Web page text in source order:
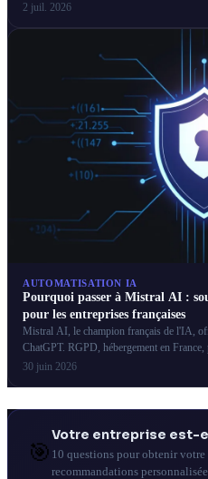
pour obtenir ces aides.
2 juil. 2026
AUTOMATISATION IA
Pourquoi passer à Mistral AI :
pour les entreprises françaises
Mistral AI, le champion français de l'IA,
ChatGPT. RGPD, hébergement en
françaises doivent savoir.
30 juin 2026
🎯
Votre entreprise est-
10 questions pour obtenir votre
recommandations